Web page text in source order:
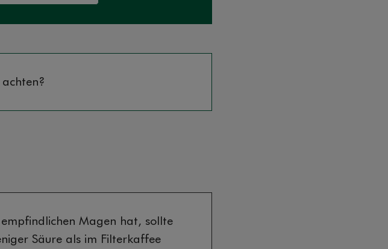
Magen hat, sollte
Säure als im Filterkaffee